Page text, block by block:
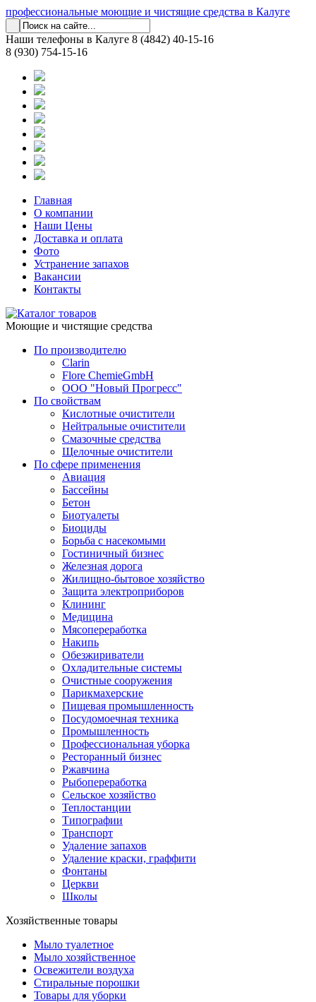
профессиональные моющие и чистящие средства в Калуге
Наши телефоны в Калуге 8 (4842) 40-15-16
8 (930) 754-15-16
Главная
О компании
Наши Цены
Доставка и оплата
Фото
Устранение запахов
Вакансии
Контакты
Моющие и чистящие средства
По производителю
Clarin
Flore ChemieGmbH
ООО "Новый Прогресс"
По свойствам
Кислотные очистители
Нейтральные очистители
Смазочные средства
Щелочные очистители
По сфере применения
Авиация
Бассейны
Бетон
Биотуалеты
Биоциды
Борьба с насекомыми
Гостиничный бизнес
Железная дорога
Жилищно-бытовое хозяйство
Защита электроприборов
Клининг
Медицина
Мясопереработка
Накипь
Обезжириватели
Охладительные системы
Очистные сооружения
Парикмахерские
Пищевая промышленность
Посудомоечная техника
Промышленность
Профессиональная уборка
Ресторанный бизнес
Ржавчина
Рыбопереработка
Сельское хозяйство
Теплостанции
Типографии
Транспорт
Удаление запахов
Удаление краски, граффити
Фонтаны
Церкви
Школы
Хозяйственные товары
Мыло туалетное
Мыло хозяйственное
Освежители воздуха
Стиральные порошки
Товары для уборки